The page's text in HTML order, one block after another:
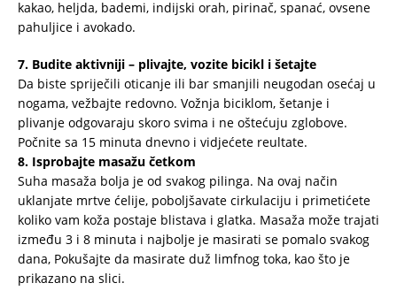
kakao, heljda, bademi, indijski orah, pirinač, spanać, ovsene
pahuljice i avokado.
7. Budite aktivniji – plivajte, vozite bicikl i šetajte
Da biste spriječili oticanje ili bar smanjili neugodan osećaj u
nogama, vežbajte redovno. Vožnja biciklom, šetanje i
plivanje odgovaraju skoro svima i ne oštećuju zglobove.
Počnite sa 15 minuta dnevno i vidjećete reultate.
8. Isprobajte masažu četkom
Suha masaža bolja je od svakog pilinga. Na ovaj način
uklanjate mrtve ćelije, poboljšavate cirkulaciju i primetićete
koliko vam koža postaje blistava i glatka. Masaža može trajati
između 3 i 8 minuta i najbolje je masirati se pomalo svakog
dana, Pokušajte da masirate duž limfnog toka, kao što je
prikazano na slici.